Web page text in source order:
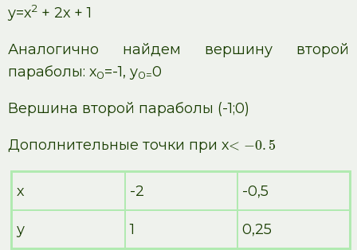
у=х2 + 2х + 1
Аналогично найдем вершину второй
параболы: х0=-1, у0=0
Вершина второй параболы (-1;0)
Дополнительные точки при х< −0. 5
х -2 -0,5
у 1 0,25